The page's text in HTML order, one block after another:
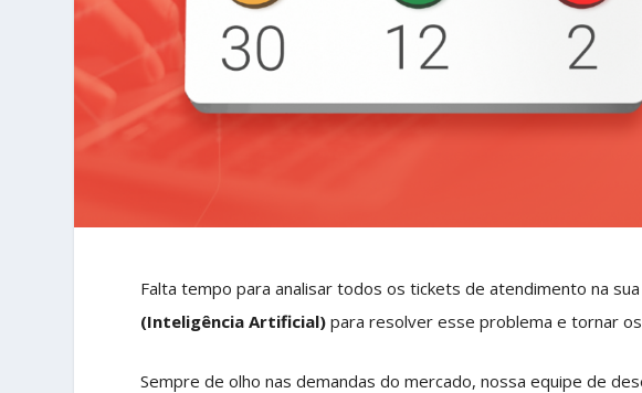
Falta tempo para analisar todos os tickets de atendimento na
(Inteligência Artificial) para resolver esse problema e tornar
Sempre de olho nas demandas do mercado, nossa equipe de